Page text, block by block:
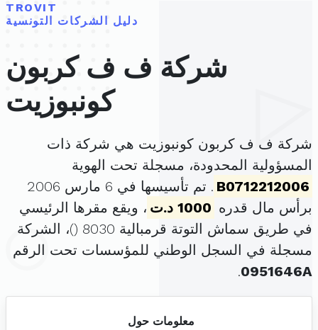
TROVIT
دليل الشركات التونسية
شركة ف ف كربون
كونبوزيت
شركة ف ف كربون كونبوزيت هي شركة ذات
المسؤولية المحدودة، مسجلة تحت الهوية
B0712212006
. تم تأسيسها في 6 مارس 2006
برأس مال قدره 1000 د.ت
، ويقع مقرها الرئيسي
في طريق سماش التوتة قرمبالية 8030 (
)، الشركة
مسجلة في السجل الوطني للمؤسسات تحت الرقم
0951646A
.
معلومات حول